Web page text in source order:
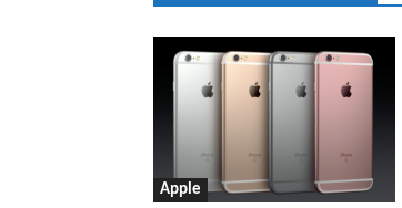
Apple